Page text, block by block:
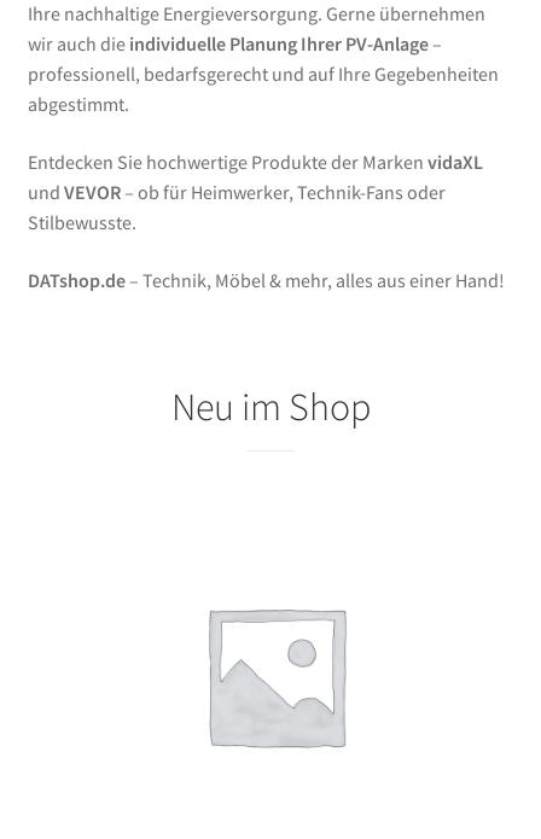
Ihre nachhaltige Energieversorgung. Gerne übernehmen
wir auch die individuelle Planung Ihrer PV-Anlage–
professionell, bedarfsgerecht und auf Ihre Gegebenheiten
abgestimmt.
Entdecken Sie hochwertige Produkte der Marken vidaXL
und VEVOR– ob für Heimwerker, Technik-Fans oder
Stilbewusste.
DATshop.de– Technik, Möbel & mehr, alles aus einer Hand!
Neu im Shop